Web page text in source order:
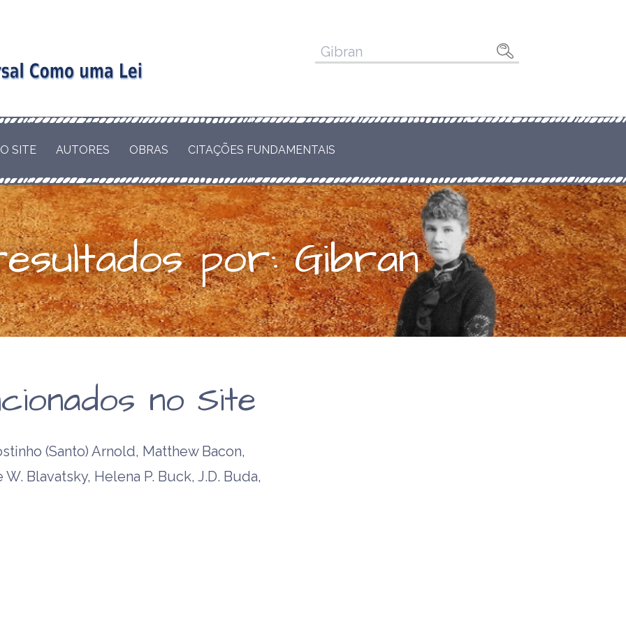
uma
como
DOS
Pesquisar
SITE AUTORES OBRAS CITAÇÕES FUNDAMENTAIS
por: Gibran
no Site
(Santo) Arnold, Matthew Bacon,
W. Blavatsky, Helena P. Buck, J.D. Buda,